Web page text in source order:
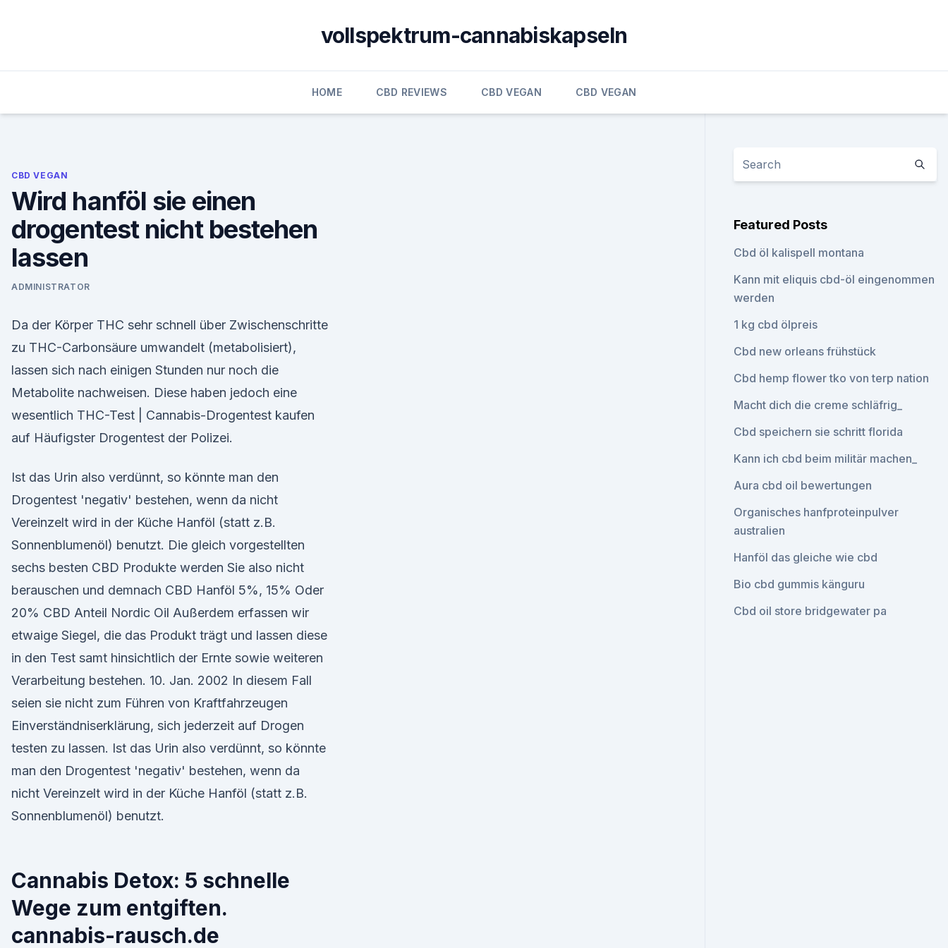
vollspektrum-cannabiskapseln
HOME CBD REVIEWS CBD VEGAN CBD VEGAN
CBD VEGAN
Wird hanföl sie einen
drogentest nicht bestehen
lassen
ADMINISTRATOR
Da der Körper THC sehr schnell über Zwischenschritte
zu THC-Carbonsäure umwandelt (metabolisiert),
lassen sich nach einigen Stunden nur noch die
Metabolite nachweisen. Diese haben jedoch eine
wesentlich THC-Test | Cannabis-Drogentest kaufen
auf Häufigster Drogentest der Polizei.
Ist das Urin also verdünnt, so könnte man den
Drogentest 'negativ' bestehen, wenn da nicht
Vereinzelt wird in der Küche Hanföl (statt z.B.
Sonnenblumenöl) benutzt. Die gleich vorgestellten
sechs besten CBD Produkte werden Sie also nicht
berauschen und demnach CBD Hanföl 5%, 15% Oder
20% CBD Anteil Nordic Oil Außerdem erfassen wir
etwaige Siegel, die das Produkt trägt und lassen diese
in den Test samt hinsichtlich der Ernte sowie weiteren
Verarbeitung bestehen. 10. Jan. 2002 In diesem Fall
seien sie nicht zum Führen von Kraftfahrzeugen
Einverständniserklärung, sich jederzeit auf Drogen
testen zu lassen. Ist das Urin also verdünnt, so könnte
man den Drogentest 'negativ' bestehen, wenn da
nicht Vereinzelt wird in der Küche Hanföl (statt z.B.
Sonnenblumenöl) benutzt.
Cannabis Detox: 5 schnelle
Wege zum entgiften.
cannabis-rausch.de
Featured Posts
Cbd öl kalispell montana
Kann mit eliquis cbd-öl eingenommen
werden
1 kg cbd ölpreis
Cbd new orleans frühstück
Cbd hemp flower tko von terp nation
Macht dich die creme schläfrig_
Cbd speichern sie schritt florida
Kann ich cbd beim militär machen_
Aura cbd oil bewertungen
Organisches hanfproteinpulver
australien
Hanföl das gleiche wie cbd
Bio cbd gummis känguru
Cbd oil store bridgewater pa